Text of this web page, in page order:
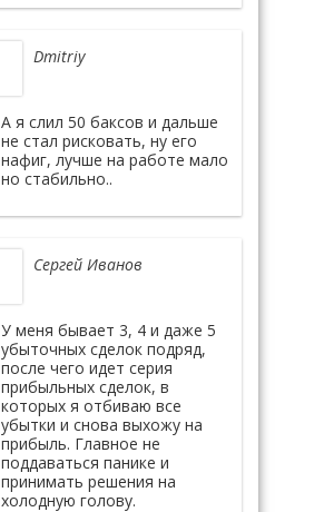
Dmitriy
А я слил 50 баксов и дальше
не стал рисковать, ну его
нафиг, лучше на работе мало
но стабильно..
Сергей Иванов
У меня бывает 3, 4 и даже 5
убыточных сделок подряд,
после чего идет серия
прибыльных сделок, в
которых я отбиваю все
убытки и снова выхожу на
прибыль. Главное не
поддаваться панике и
принимать решения на
холодную голову.